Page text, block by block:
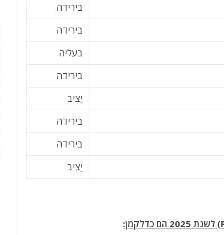
בירידה
בירידה
בעליה
בירידה
יַצִיב
בירידה
בירידה
יַצִיב